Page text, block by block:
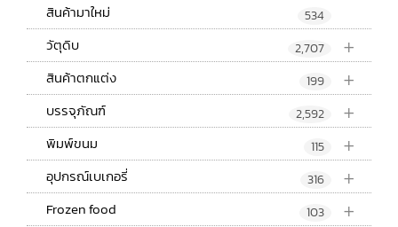
สินค้ามาใหม่ 534
+
วัตุดิบ 2,707
+
สินค้าตกแต่ง 199
+
บรรจุภัณฑ์ 2,592
+
พิมพ์ขนม 115
+
อุปกรณ์เบเกอรี่ 316
+
Frozen food 103